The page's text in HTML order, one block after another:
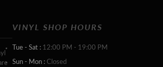
VINYL SHOP HOURS
Tue - Sat : 12:00 PM - 19:00 PM
Sun - Mon : Closed